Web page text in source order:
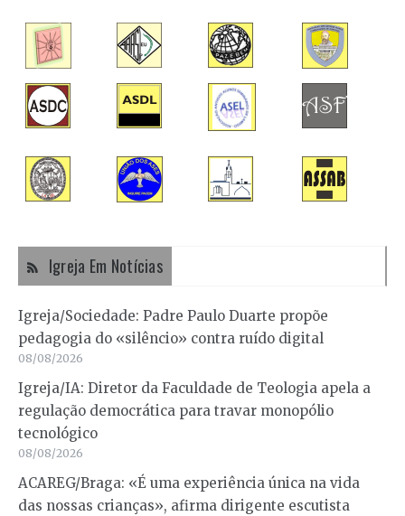
Igreja Em Notícias
Igreja/Sociedade: Padre Paulo Duarte propõe
pedagogia do «silêncio» contra ruído digital
08/08/2026
Igreja/IA: Diretor da Faculdade de Teologia apela a
regulação democrática para travar monopólio
tecnológico
08/08/2026
ACAREG/Braga: «É uma experiência única na vida
das nossas crianças», afirma dirigente escutista